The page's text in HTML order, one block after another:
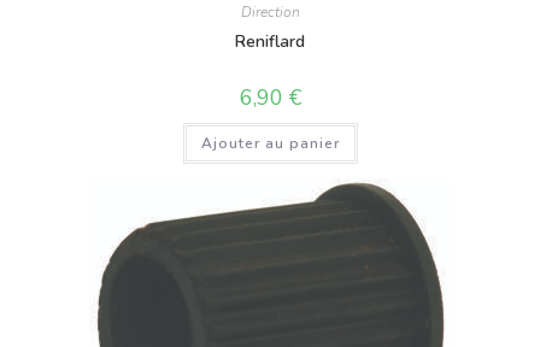
Direction
Reniflard
6,90 €
Ajouter au panier